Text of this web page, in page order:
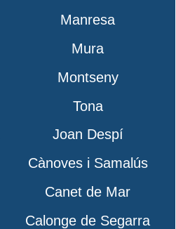
Manresa
Mura
Montseny
Tona
Joan Despí
Cànoves i Samalús
Canet de Mar
Calonge de Segarra